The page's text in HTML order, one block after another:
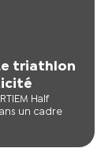
triathlon
Half
un cadre